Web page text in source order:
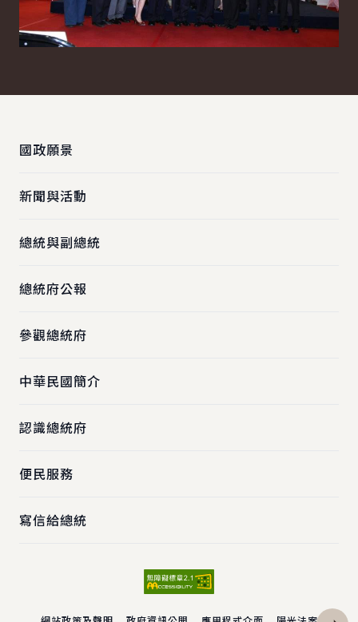
國政願景
新聞與活動
總統與副總統
總統府公報
參觀總統府
中華民國簡介
認識總統府
便民服務
寫信給總統